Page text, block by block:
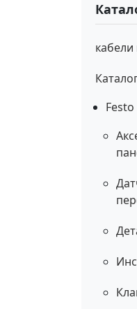
Festo